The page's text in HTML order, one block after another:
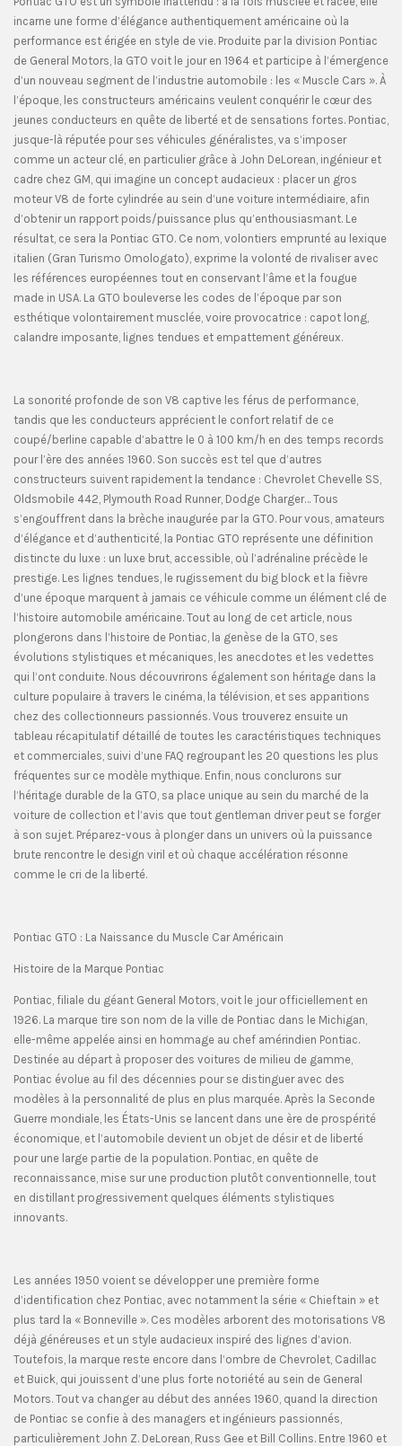
incarne une forme d’élégance authentiquement américaine où la
performance est érigée en style de vie. Produite par la division Pontiac
de General Motors, la GTO voit le jour en 1964 et participe à l’émergence
d’un nouveau segment de l’industrie automobile : les « Muscle Cars ». À
l’époque, les constructeurs américains veulent conquérir le cœur des
jeunes conducteurs en quête de liberté et de sensations fortes. Pontiac,
jusque-là réputée pour ses véhicules généralistes, va s’imposer
comme un acteur clé, en particulier grâce à John DeLorean, ingénieur et
cadre chez GM, qui imagine un concept audacieux : placer un gros
moteur V8 de forte cylindrée au sein d’une voiture intermédiaire, afin
d’obtenir un rapport poids/puissance plus qu’enthousiasmant. Le
résultat, ce sera la Pontiac GTO. Ce nom, volontiers emprunté au lexique
italien (Gran Turismo Omologato), exprime la volonté de rivaliser avec
les références européennes tout en conservant l’âme et la fougue
made in USA. La GTO bouleverse les codes de l’époque par son
esthétique volontairement musclée, voire provocatrice : capot long,
calandre imposante, lignes tendues et empattement généreux.
La sonorité profonde de son V8 captive les férus de performance,
tandis que les conducteurs apprécient le confort relatif de ce
coupé/berline capable d’abattre le 0 à 100 km/h en des temps records
pour l’ère des années 1960. Son succès est tel que d’autres
constructeurs suivent rapidement la tendance : Chevrolet Chevelle SS,
Oldsmobile 442, Plymouth Road Runner, Dodge Charger… Tous
s’engouffrent dans la brèche inaugurée par la GTO. Pour vous, amateurs
d’élégance et d’authenticité, la Pontiac GTO représente une définition
distincte du luxe : un luxe brut, accessible, où l’adrénaline précède le
prestige. Les lignes tendues, le rugissement du big block et la fièvre
d’une époque marquent à jamais ce véhicule comme un élément clé de
l’histoire automobile américaine. Tout au long de cet article, nous
plongerons dans l’histoire de Pontiac, la genèse de la GTO, ses
évolutions stylistiques et mécaniques, les anecdotes et les vedettes
qui l’ont conduite. Nous découvrirons également son héritage dans la
culture populaire à travers le cinéma, la télévision, et ses apparitions
chez des collectionneurs passionnés. Vous trouverez ensuite un
tableau récapitulatif détaillé de toutes les caractéristiques techniques
et commerciales, suivi d’une FAQ regroupant les 20 questions les plus
fréquentes sur ce modèle mythique. Enfin, nous conclurons sur
l’héritage durable de la GTO, sa place unique au sein du marché de la
voiture de collection et l’avis que tout gentleman driver peut se forger
à son sujet. Préparez-vous à plonger dans un univers où la puissance
brute rencontre le design viril et où chaque accélération résonne
comme le cri de la liberté.
Pontiac GTO : La Naissance du Muscle Car Américain
Histoire de la Marque Pontiac
Pontiac, filiale du géant General Motors, voit le jour officiellement en
1926. La marque tire son nom de la ville de Pontiac dans le Michigan,
elle-même appelée ainsi en hommage au chef amérindien Pontiac.
Destinée au départ à proposer des voitures de milieu de gamme,
Pontiac évolue au fil des décennies pour se distinguer avec des
modèles à la personnalité de plus en plus marquée. Après la Seconde
Guerre mondiale, les États-Unis se lancent dans une ère de prospérité
économique, et l’automobile devient un objet de désir et de liberté
pour une large partie de la population. Pontiac, en quête de
reconnaissance, mise sur une production plutôt conventionnelle, tout
en distillant progressivement quelques éléments stylistiques
innovants.
Les années 1950 voient se développer une première forme
d’identification chez Pontiac, avec notamment la série « Chieftain » et
plus tard la « Bonneville ». Ces modèles arborent des motorisations V8
déjà généreuses et un style audacieux inspiré des lignes d’avion.
Toutefois, la marque reste encore dans l’ombre de Chevrolet, Cadillac
et Buick, qui jouissent d’une plus forte notoriété au sein de General
Motors. Tout va changer au début des années 1960, quand la direction
de Pontiac se confie à des managers et ingénieurs passionnés,
particulièrement John Z. DeLorean, Russ Gee et Bill Collins. Entre 1960 et